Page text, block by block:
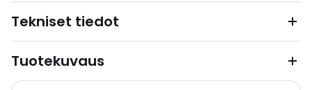
Tekniset tiedot
Tuotekuvaus